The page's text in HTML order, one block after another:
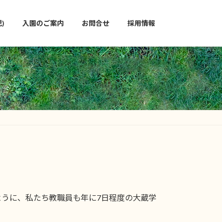
) 入園のご案内 お問合せ 採用情報
に、私たち教職員も年に7日程度の大蔵学